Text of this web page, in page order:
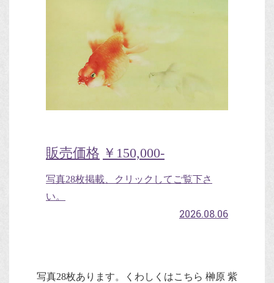
販売価格 ￥150,000-
写真28枚掲載、クリックしてご覧下さ
い。
2026.08.06
写真28枚あります。くわしくはこちら 榊原 紫